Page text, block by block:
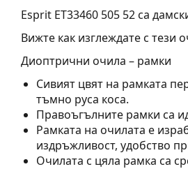
Esprit ET33460 505 52са
Вижте как изглеждате с тези
Диоптрични очила – рамки
Сивият цвят на рамката
тъмно руса коса.
Правоъгълните рамки са
Рамката на очилата е
издръжливост, удобство
Очилата с цяла рамка са